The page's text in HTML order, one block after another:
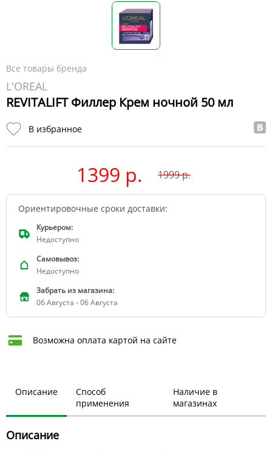
Все товары бренда
L'OREAL
REVITALIFT Филлер Крем ночной 50 мл
В избранное
1399 р. 1999р.
Ориентировочные сроки доставки:
Курьером:
Недоступно
Самовывоз:
Недоступно
Забрать из магазина:
06 Августа - 06 Августа
Возможна оплата картой на сайте
Описание
Способ
применения
Наличие в
магазинах
Описание